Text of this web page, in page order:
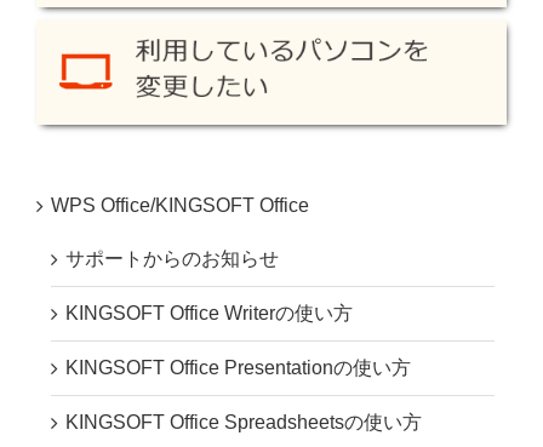
WPS Office/KINGSOFT Office
サポートからのお知らせ
KINGSOFT Office Writerの使い方
KINGSOFT Office Presentationの使い方
KINGSOFT Office Spreadsheetsの使い方